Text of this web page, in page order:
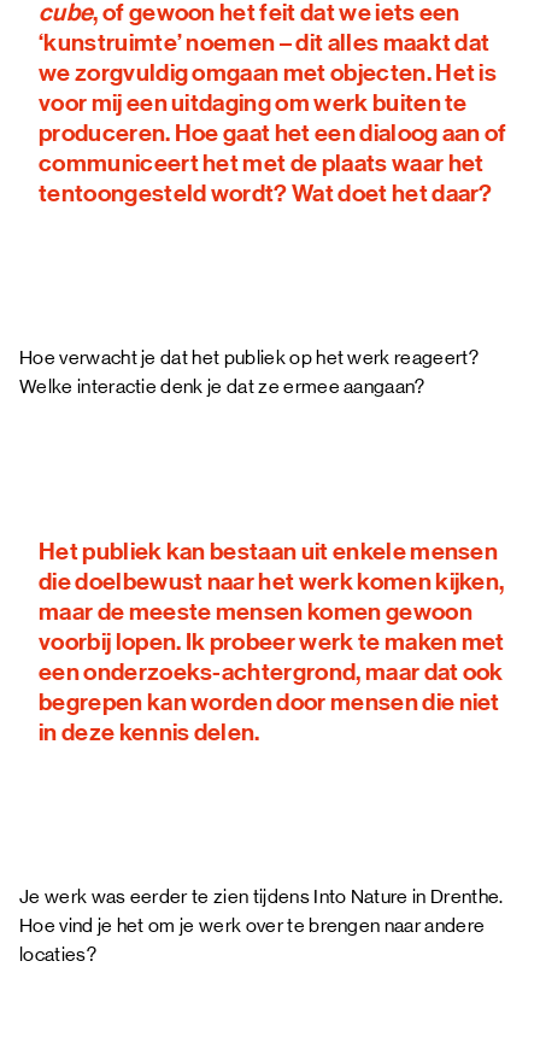
cube, of gewoon het feit dat we iets een
‘kunstruimte’ noemen – dit alles maakt dat
we zorgvuldig omgaan met objecten. Het is
voor mij een uitdaging om werk buiten te
produceren. Hoe gaat het een dialoog aan of
communiceert het met de plaats waar het
tentoongesteld wordt? Wat doet het daar?
Hoe verwacht je dat het publiek op het werk reageert?
Welke interactie denk je dat ze ermee aangaan?
Het publiek kan bestaan uit enkele mensen
die doelbewust naar het werk komen kijken,
maar de meeste mensen komen gewoon
voorbij lopen. Ik probeer werk te maken met
een onderzoeks-achtergrond, maar dat ook
begrepen kan worden door mensen die niet
in deze kennis delen.
Je werk was eerder te zien tijdens Into Nature in Drenthe.
Hoe vind je het om je werk over te brengen naar andere
locaties?